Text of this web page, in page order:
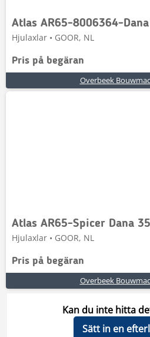
Hjulaxlar • GOOR, NL
Pris på begäran
Overbeek
Hjulaxlar • GOOR, NL
Pris på begäran
Overbeek
Kan du inte hitta
Sätt in en